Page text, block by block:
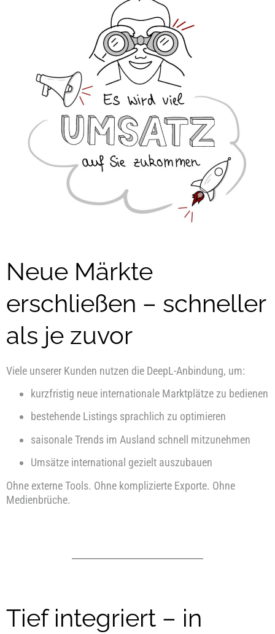
Neue Märkte
erschließen – schneller
als je zuvor
Viele unserer Kunden nutzen die DeepL-Anbindung, um:
kurzfristig neue internationale Marktplätze zu bedienen
bestehende Listings sprachlich zu optimieren
saisonale Trends im Ausland schnell mitzunehmen
Umsätze international gezielt auszubauen
Ohne externe Tools. Ohne komplizierte Exporte. Ohne
Medienbrüche.
Tief integriert – in